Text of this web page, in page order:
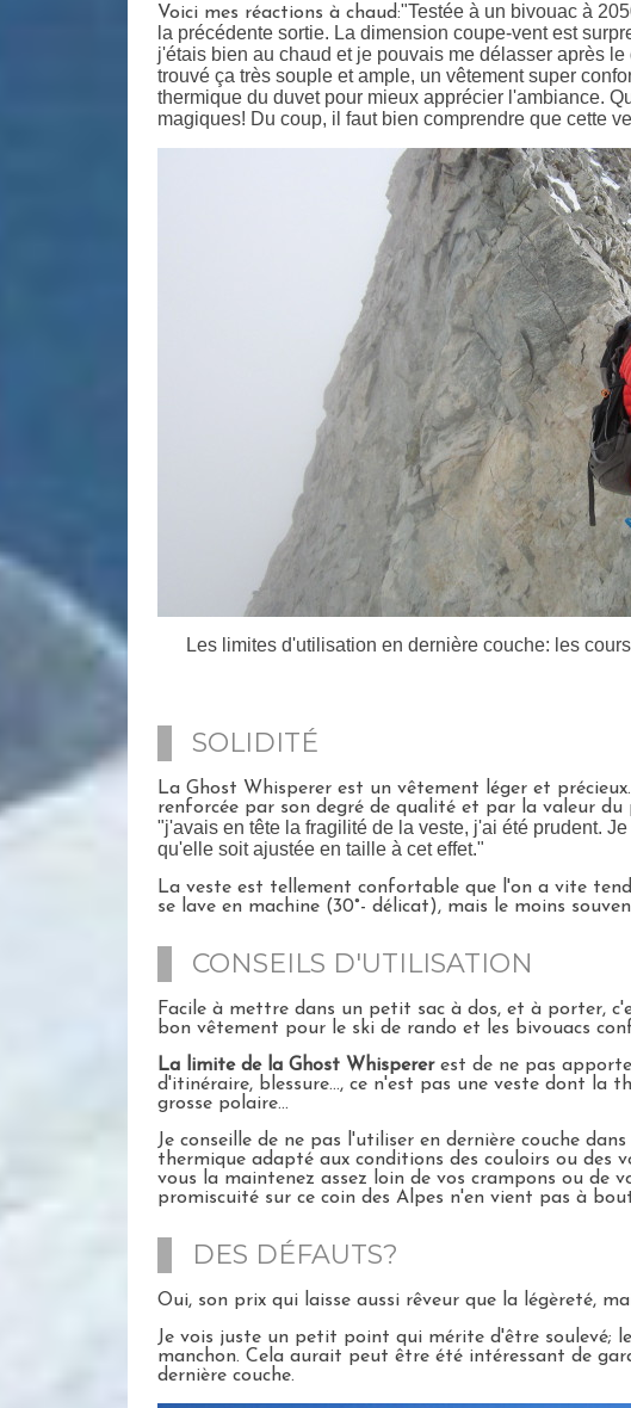
Voici mes réactions à chaud:"Testée à un bivouac à
la précédente sortie. La dimension coupe-vent est
j'étais bien au chaud et je pouvais me délasser après
trouvé ça très souple et ample, un vêtement super
thermique du duvet pour mieux apprécier l'ambiance.
magiques! Du coup, il faut bien comprendre que cette
Les limites d'utilisation en dernière couche: les
SOLIDITÉ
La Ghost Whisperer est un vêtement léger et
renforcée par son degré de qualité et par la valeur
"j'avais en tête la fragilité de la veste, j'ai été prudent.
qu'elle soit ajustée en taille à cet effet."
La veste est tellement confortable que l'on a vite
se lave en machine (30°- délicat), mais le moins
CONSEILS D'UTILISATION
Facile à mettre dans un petit sac à dos, et à porter,
bon vêtement pour le ski de rando et les bivouacs
La limite de la Ghost Whispererest de ne pas
d'itinéraire, blessure..., ce n'est pas une veste dont la
grosse polaire...
Je conseille de ne pas l'utiliser en dernière couche
thermique adapté aux conditions des couloirs ou des
vous la maintenez assez loin de vos crampons ou de
promiscuité sur ce coin des Alpes n'en vient pas à
DES DÉFAUTS?
Oui, son prix qui laisse aussi rêveur que la légèreté,
Je vois juste un petit point qui mérite d'être soulevé;
manchon. Cela aurait peut être été intéressant de
dernière couche.